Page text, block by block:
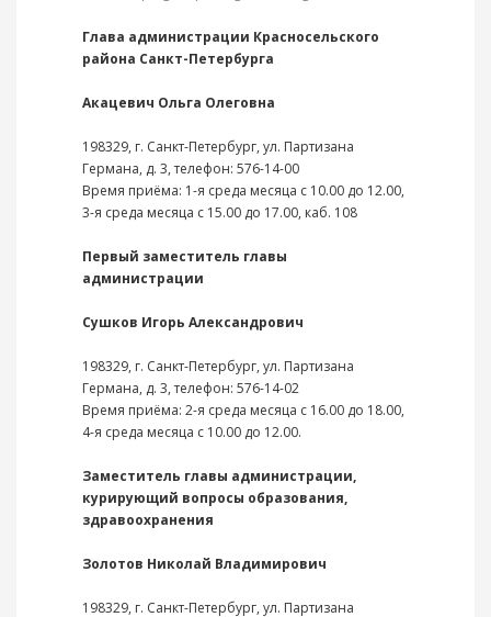
Глава администрации Красносельского
района Санкт-Петербурга
Акацевич Ольга Олеговна
198329, г. Санкт-Петербург, ул. Партизана
Германа, д. 3, телефон: 576-14-00
Время приёма: 1-я среда месяца с 10.00 до 12.00,
3-я среда месяца с 15.00 до 17.00, каб. 108
Первый заместитель главы
администрации
Сушков Игорь Александрович
198329, г. Санкт-Петербург, ул. Партизана
Германа, д. 3, телефон: 576-14-02
Время приёма: 2-я среда месяца с 16.00 до 18.00,
4-я среда месяца с 10.00 до 12.00.
Заместитель главы администрации,
курирующий вопросы образования,
здравоохранения
Золотов Николай Владимирович
198329, г. Санкт-Петербург, ул. Партизана